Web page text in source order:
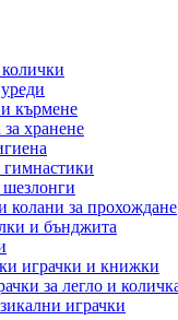
кърмене
хранене
колани за прохождане
и бънджита
играчки и книжки
за легло и
играчки